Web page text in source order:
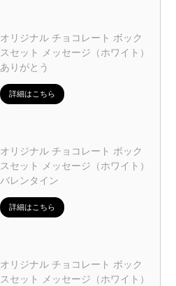
オリジナル チョコレート ボック
スセット メッセージ（ホワイト）
ありがとう
詳細はこちら
オリジナル チョコレート ボック
スセット メッセージ（ホワイト）
バレンタイン
詳細はこちら
オリジナル チョコレート ボック
スセット メッセージ（ホワイト）